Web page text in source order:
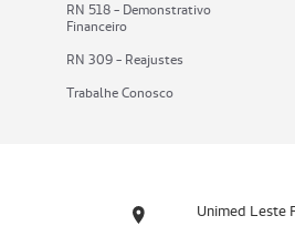
RN 518 - Demonstrativo
Financeiro
RN 309 - Reajustes
Trabalhe Conosco
Unimed Leste